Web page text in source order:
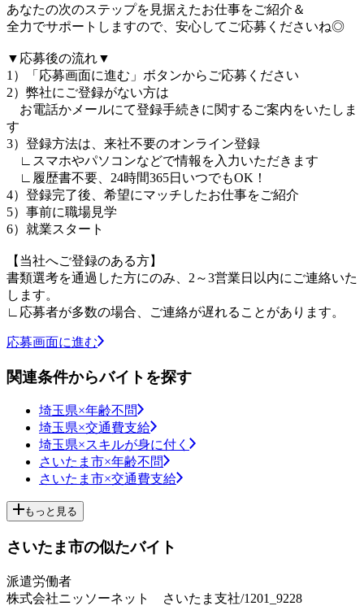
あなたの次のステップを見据えたお仕事をご紹介＆
全力でサポートしますので、安心してご応募くださいね◎
▼応募後の流れ▼
1）「応募画面に進む」ボタンからご応募ください
2）弊社にご登録がない方は
お電話かメールにて登録手続きに関するご案内をいたしま
す
3）登録方法は、来社不要のオンライン登録
∟スマホやパソコンなどで情報を入力いただきます
∟履歴書不要、24時間365日いつでもOK！
4）登録完了後、希望にマッチしたお仕事をご紹介
5）事前に職場見学
6）就業スタート
【当社へご登録のある方】
書類選考を通過した方にのみ、2～3営業日以内にご連絡いた
します。
∟応募者が多数の場合、ご連絡が遅れることがあります。
応募画面に進む
関連条件からバイトを探す
埼玉県×年齢不問
埼玉県×交通費支給
埼玉県×スキルが身に付く
さいたま市×年齢不問
さいたま市×交通費支給
もっと見る
さいたま市の似たバイト
派遣労働者
株式会社ニッソーネット さいたま支社/1201_9228